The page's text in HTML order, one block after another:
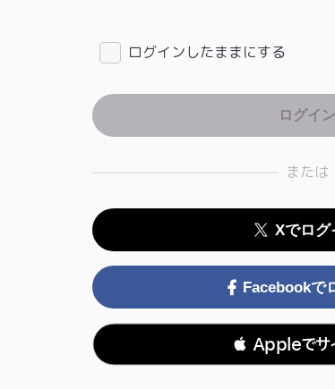
ログインしたままにする
または
Xでログ
Facebookで
 Appleでサ